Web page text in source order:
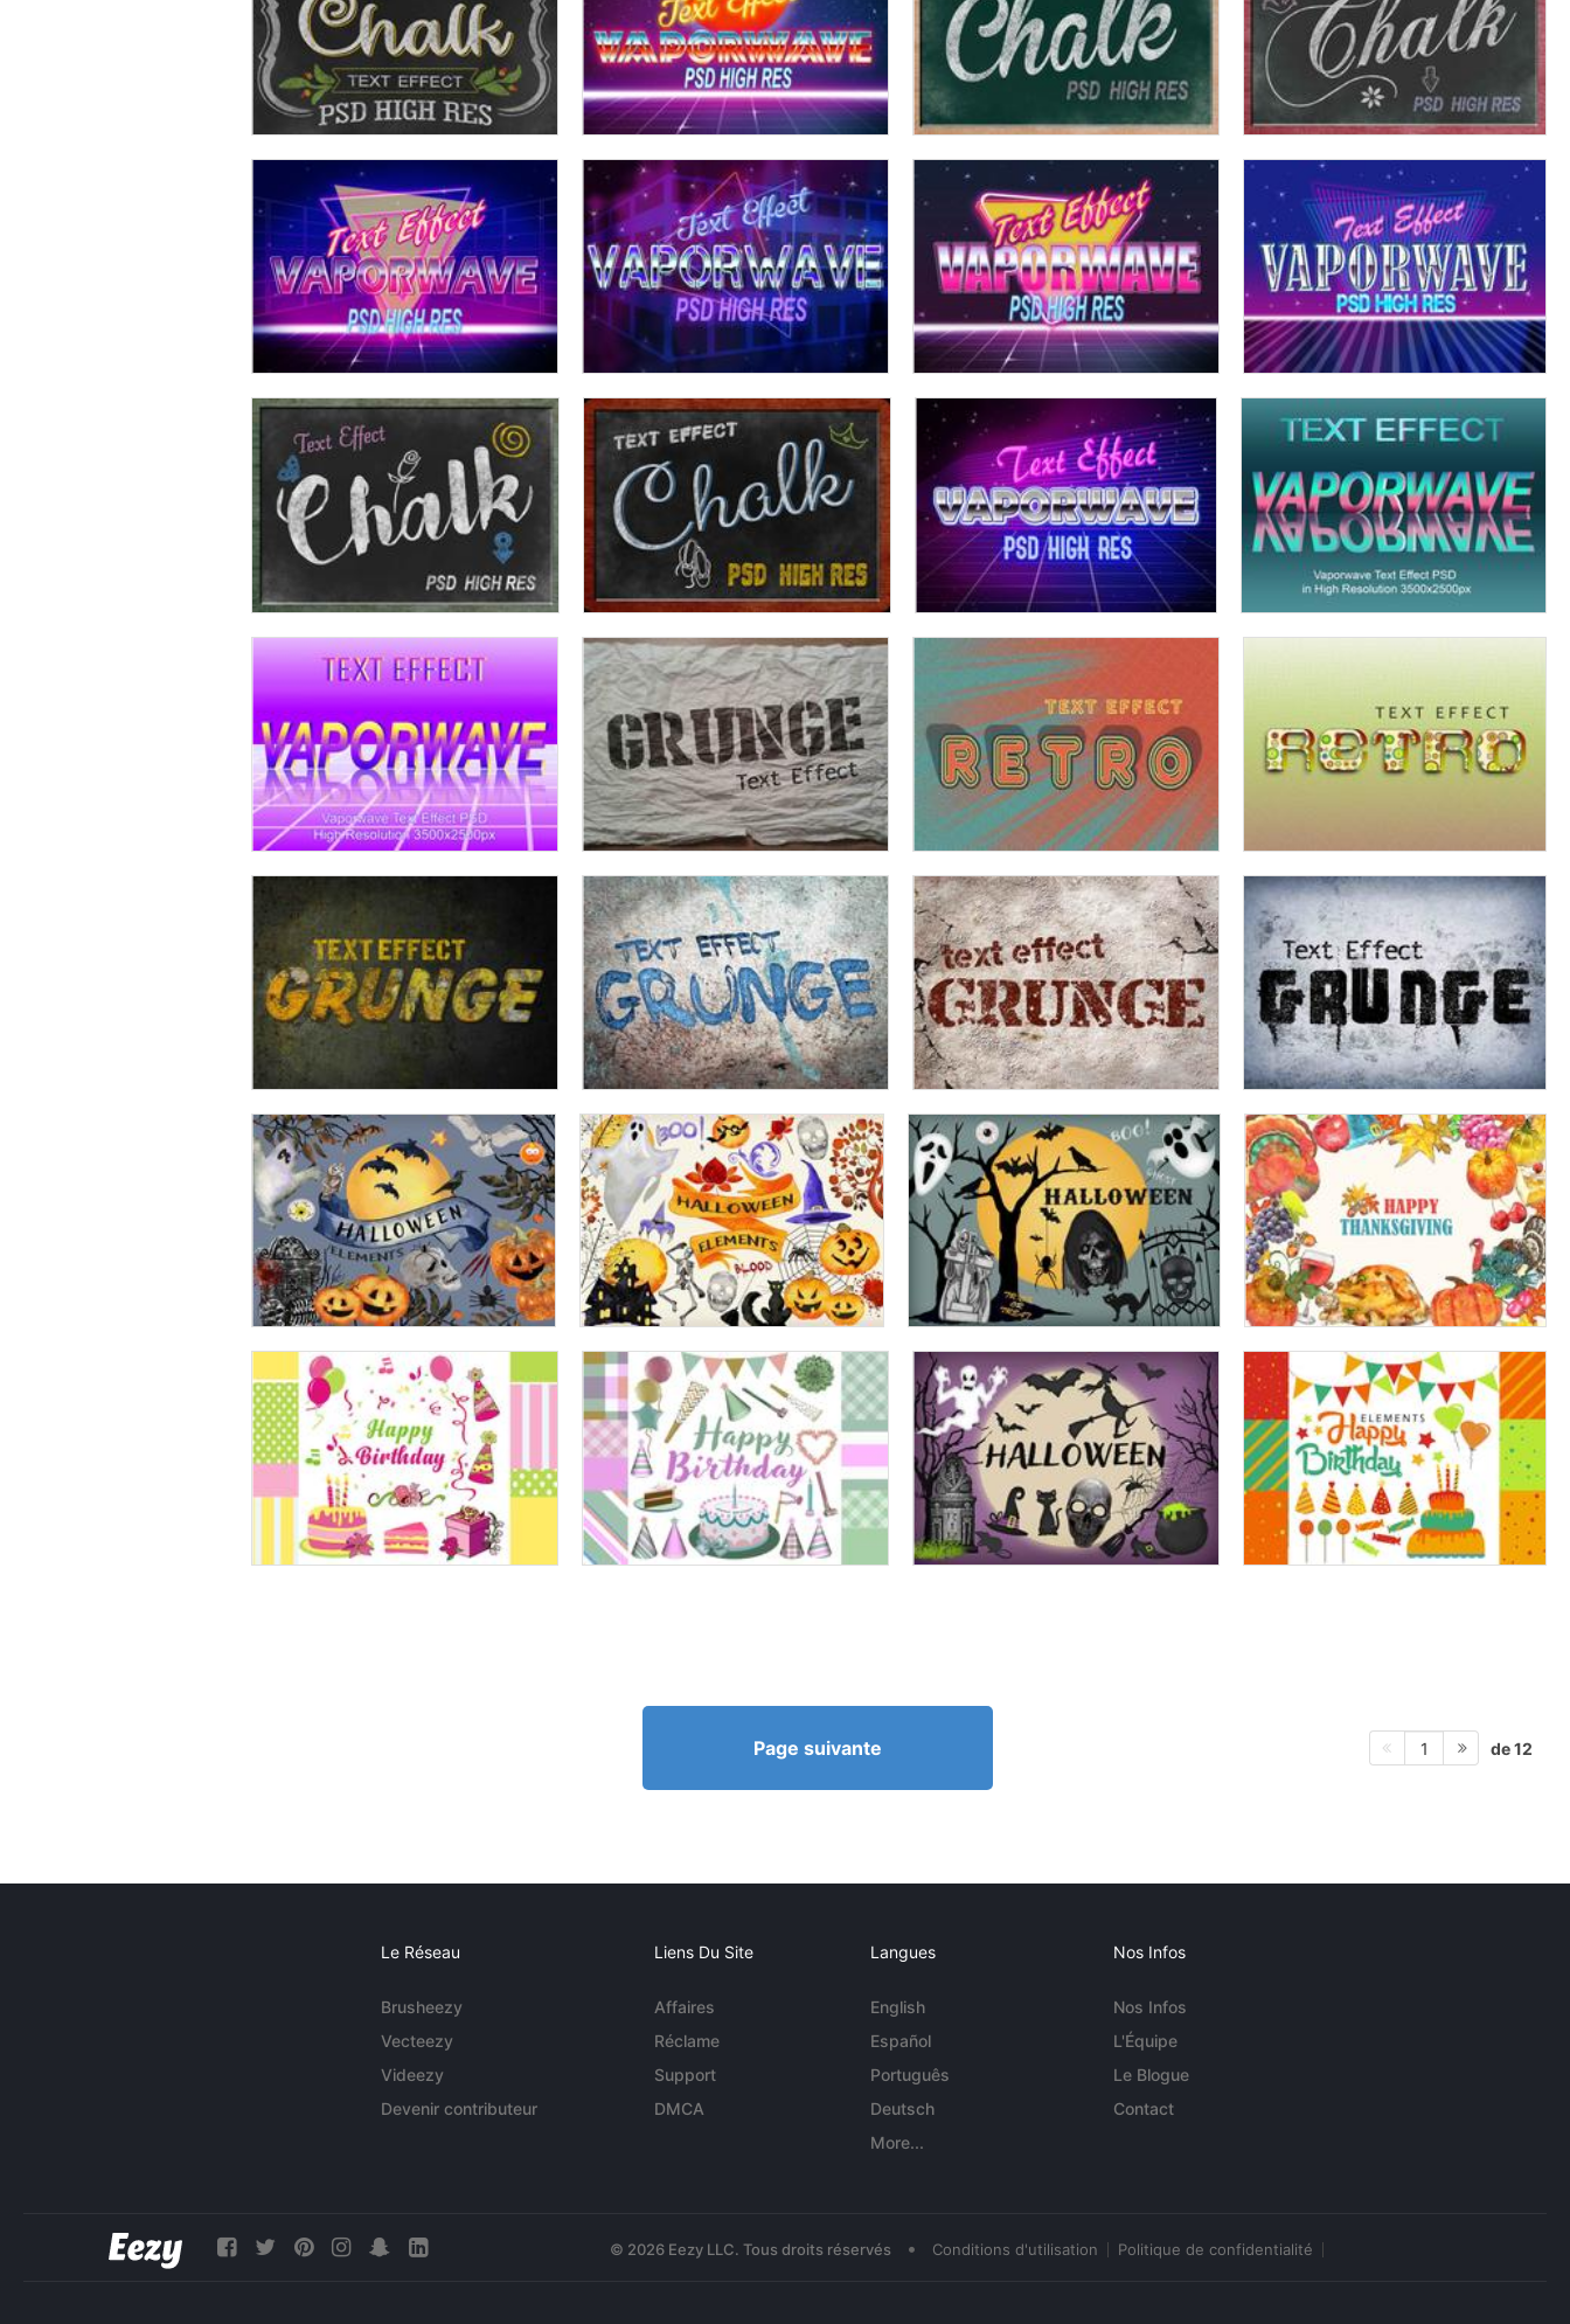
Page suivante 1 de 12
Le Réseau
Brusheezy
Vecteezy
Videezy
Devenir contributeur
Liens Du Site
Affaires
Réclame
Support
DMCA
Langues
English
Español
Português
Deutsch
More...
Nos Infos
Nos Infos
L'Équipe
Le Blogue
Contact
© 2026 Eezy LLC. Tous droits réservés • Conditions d'utilisation Politique de confidentialité